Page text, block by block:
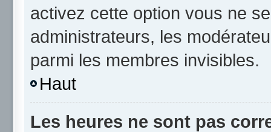
activez cette option vous ne
administrateurs, les
parmi les membres invisibles.
Haut
Les heures ne sont pas